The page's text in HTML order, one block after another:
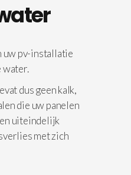
uw pv-installatie
water.
dus geen kalk,
die uw panelen
uiteindelijk
met zich